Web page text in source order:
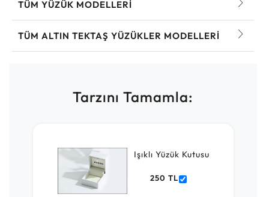
TÜM YÜZÜK MODELLERI
TÜM ALTIN TEKTAŞ YÜZÜKLER MODELLERI
Tarzını Tamamla:
Işıklı Yüzük Kutusu
250 TL